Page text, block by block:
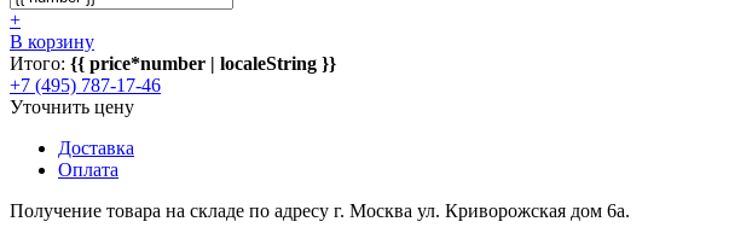
+
В корзину
Итого: {{ price*number | localeString }}
+7 (495) 787-17-46
Уточнить цену
Доставка
Оплата
Получение товара на складе по адресу г. Москва ул. Криворожская дом 6а.